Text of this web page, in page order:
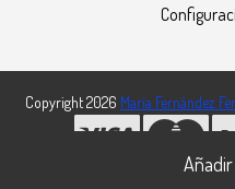
Copyright 2026 María Fernández
Desarrollado por